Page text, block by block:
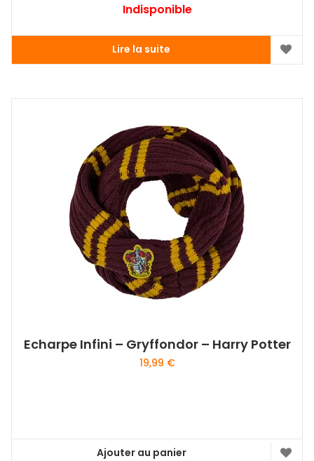
Indisponible
Lire la suite
Echarpe Infini – Gryffondor – Harry Potter
19,99 €
Ajouter au panier